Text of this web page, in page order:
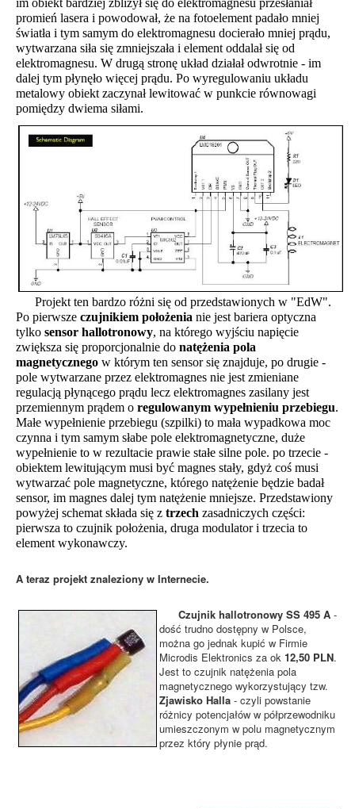
promień lasera i powodował, że na fotoelement padało mniej
światła i tym samym do elektromagnesu docierało mniej prądu,
wytwarzana siła się zmniejszała i element oddalał się od
elektromagnesu. W drugą stronę układ działał odwrotnie - im
dalej tym płynęło więcej prądu. Po wyregulowaniu układu
metalowy obiekt zaczynał lewitować w punkcie równowagi
pomiędzy dwiema siłami.
Projekt ten bardzo różni się od przedstawionych w "EdW".
Po pierwsze czujnikiem położenia nie jest bariera optyczna
tylko sensor hallotronowy, na którego wyjściu napięcie
zwiększa się proporcjonalnie do natężenia pola
magnetycznego w którym ten sensor się znajduje, po drugie -
pole wytwarzane przez elektromagnes nie jest zmieniane
regulacją płynącego prądu lecz elektromagnes zasilany jest
przemiennym prądem o regulowanym wypełnieniu przebiegu.
Małe wypełnienie przebiegu (szpilki) to mała wypadkowa moc
czynna i tym samym słabe pole elektromagnetyczne, duże
wypełnienie to w rezultacie prawie stałe silne pole. po trzecie -
obiektem lewitującym musi być magnes stały, gdyż coś musi
wytwarzać pole magnetyczne, którego natężenie będzie badał
sensor, im magnes dalej tym natężenie mniejsze. Przedstawiony
powyżej schemat składa się z trzech zasadniczych części:
pierwsza to czujnik położenia, druga modulator i trzecia to
element wykonawczy.
A teraz projekt znaleziony w Internecie.
Czujnik hallotronowy SS 495 A -
dość trudno dostępny w Polsce,
można go jednak kupić w Firmie
Microdis Elektronics za ok 12,50 PLN.
Jest to czujnik natężenia pola
magnetycznego wykorzystujący tzw.
Zjawisko Halla - czyli powstanie
różnicy potencjałów w półprzewodniku
umieszczonym w polu magnetycznym
przez który płynie prąd.